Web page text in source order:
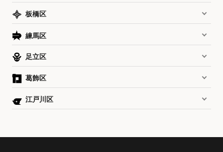
板橋区
練馬区
足立区
葛飾区
江戸川区